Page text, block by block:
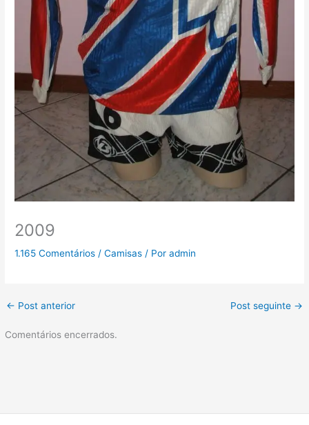
2009
1.165 Comentários /Camisas / Poradmin
← Post anterior Post seguinte →
Comentários encerrados.